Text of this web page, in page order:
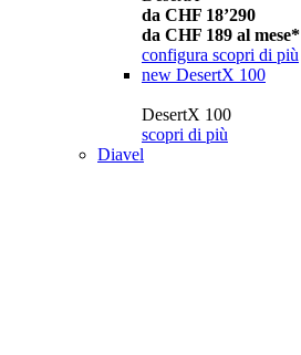
da CHF 18’290
da CHF 189 al mese*
configura scopri di più
new DesertX 100
DesertX 100
scopri di più
Diavel